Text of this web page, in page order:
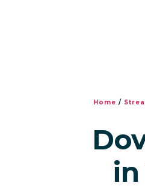
Home /
in